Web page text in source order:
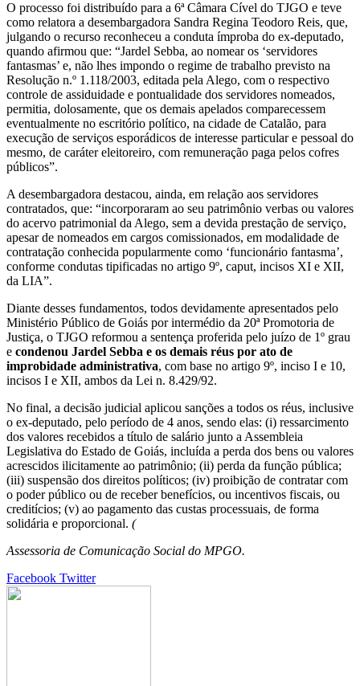
O processo foi distribuído para a 6ª Câmara Cível do TJGO e teve
como relatora a desembargadora Sandra Regina Teodoro Reis, que,
julgando o recurso reconheceu a conduta ímproba do ex-deputado,
quando afirmou que: “Jardel Sebba, ao nomear os ‘servidores
fantasmas’ e, não lhes impondo o regime de trabalho previsto na
Resolução n.º 1.118/2003, editada pela Alego, com o respectivo
controle de assiduidade e pontualidade dos servidores nomeados,
permitia, dolosamente, que os demais apelados comparecessem
eventualmente no escritório político, na cidade de Catalão, para
execução de serviços esporádicos de interesse particular e pessoal do
mesmo, de caráter eleitoreiro, com remuneração paga pelos cofres
públicos”.
A desembargadora destacou, ainda, em relação aos servidores
contratados, que: “incorporaram ao seu patrimônio verbas ou valores
do acervo patrimonial da Alego, sem a devida prestação de serviço,
apesar de nomeados em cargos comissionados, em modalidade de
contratação conhecida popularmente como ‘funcionário fantasma’,
conforme condutas tipificadas no artigo 9º, caput, incisos XI e XII,
da LIA”.
Diante desses fundamentos, todos devidamente apresentados pelo
Ministério Público de Goiás por intermédio da 20ª Promotoria de
Justiça, o TJGO reformou a sentença proferida pelo juízo de 1º grau
e condenou Jardel Sebba e os demais réus por ato de
improbidade administrativa, com base no artigo 9º, inciso I e 10,
incisos I e XII, ambos da Lei n. 8.429/92.
No final, a decisão judicial aplicou sanções a todos os réus, inclusive
o ex-deputado, pelo período de 4 anos, sendo elas: (i) ressarcimento
dos valores recebidos a título de salário junto a Assembleia
Legislativa do Estado de Goiás, incluída a perda dos bens ou valores
acrescidos ilicitamente ao patrimônio; (ii) perda da função pública;
(iii) suspensão dos direitos políticos; (iv) proibição de contratar com
o poder público ou de receber benefícios, ou incentivos fiscais, ou
creditícios; (v) ao pagamento das custas processuais, de forma
solidária e proporcional. (
Assessoria de Comunicação Social do MPGO.
Facebook TwitterGoogle+
LinkedIn
StumbleUpon
Tumblr
Pinterest
Reddit
VKontakte
Share
Print